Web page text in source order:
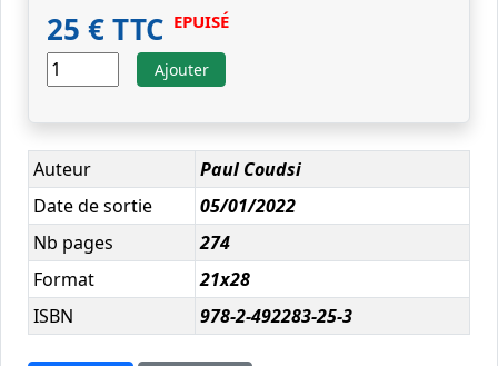
25 € TTC EPUISÉ
Ajouter
Auteur
Paul Coudsi
Date de sortie
05/01/2022
Nb pages
274
Format
21x28
ISBN
978-2-492283-25-3